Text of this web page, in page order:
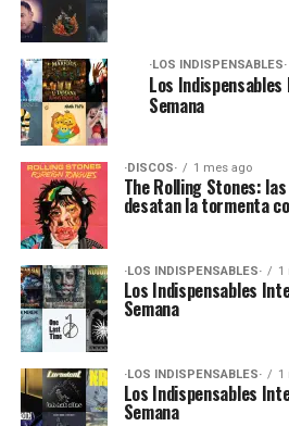
·LOS INDISPENSABLES·
Los
Semana
·DISCOS· 1 mes ago
The Rolling Stones:
desatan la tormenta
·LOS INDISPENSABLES· 1
Los Indispensables
Semana
·LOS INDISPENSABLES· 1
Los Indispensables
Semana